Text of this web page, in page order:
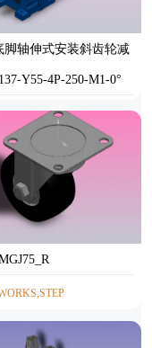
脚轴伸式安装斜齿轮减
Y55-4P-250-M1-0°